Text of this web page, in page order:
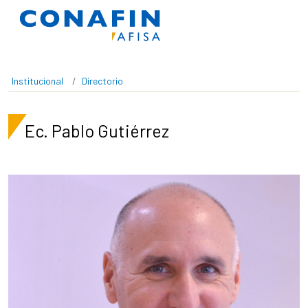
Pasar al contenido principal
Institucional Directorio
Ec. Pablo Gutiérrez